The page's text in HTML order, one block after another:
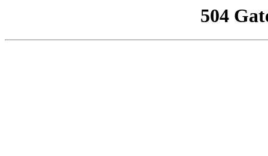
504